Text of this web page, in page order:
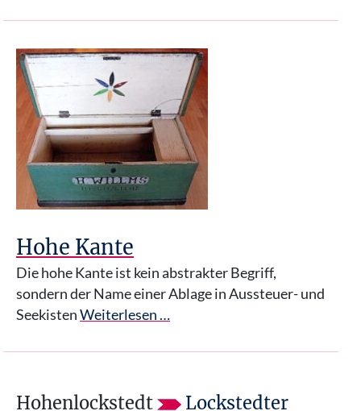
Hohe Kante
Die hohe Kante ist kein abstrakter Begriff,
sondern der Name einer Ablage in Aussteuer- und
SeekistenWeiterlesen …
Hohenlockstedt Lockstedter